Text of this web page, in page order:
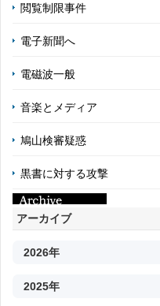
閲覧制限事件
電子新聞へ
電磁波一般
音楽とメディア
鳩山検審疑惑
黒書に対する攻撃
アーカイブ
2026年
2025年